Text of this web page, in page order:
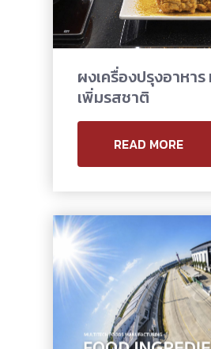
ผงเครื่องปรุงอาหาร
เพิ่มรสชาติ
READ MORE